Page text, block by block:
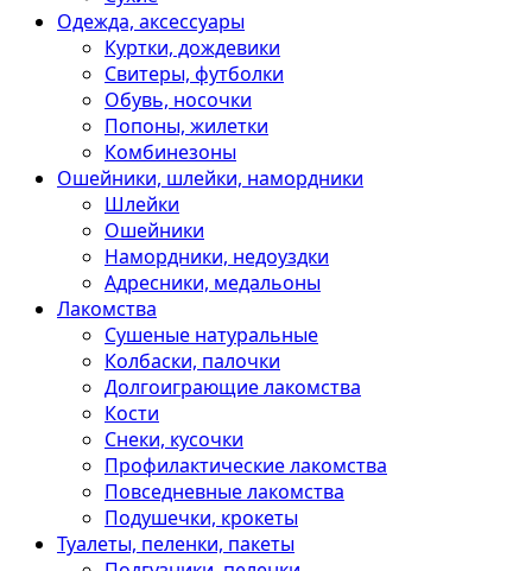
Одежда, аксессуары
Куртки, дождевики
Свитеры, футболки
Обувь, носочки
Попоны, жилетки
Комбинезоны
Ошейники, шлейки, намордники
Шлейки
Ошейники
Намордники, недоуздки
Адресники, медальоны
Лакомства
Сушеные натуральные
Колбаски, палочки
Долгоиграющие лакомства
Кости
Снеки, кусочки
Профилактические лакомства
Повседневные лакомства
Подушечки, крокеты
Туалеты, пеленки, пакеты